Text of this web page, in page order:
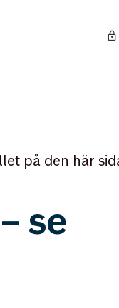
på den här
se